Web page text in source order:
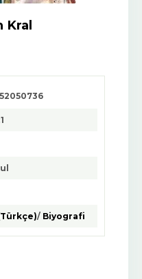
Kral
/ Biyografi